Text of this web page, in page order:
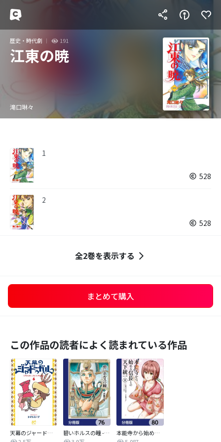
歴史・時代劇 191
江東の暁
滝口琳々
1
528
2
528
全2巻を表示する
まとめて購入
この作品の読者によく読まれている作品
天幕のジャードゥーガル
碧いホルスの瞳 -男装の女王の物語-【分冊版】
本能寺から始める信長との天下統一【分冊版】